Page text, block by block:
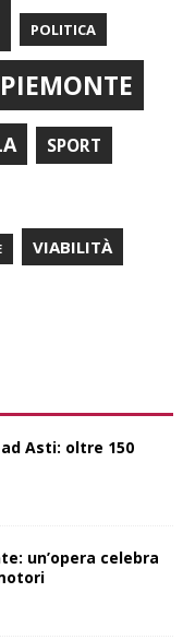
POLITICA
SPORT
VIABILITÀ
Asti: oltre 150
un’opera celebra